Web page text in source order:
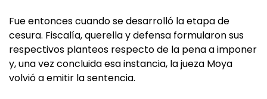
Fue entonces cuando se desarrolló la etapa de
cesura. Fiscalía, querella y defensa formularon sus
respectivos planteos respecto de la pena a imponer
y, una vez concluida esa instancia, la jueza Moya
volvió a emitir la sentencia.